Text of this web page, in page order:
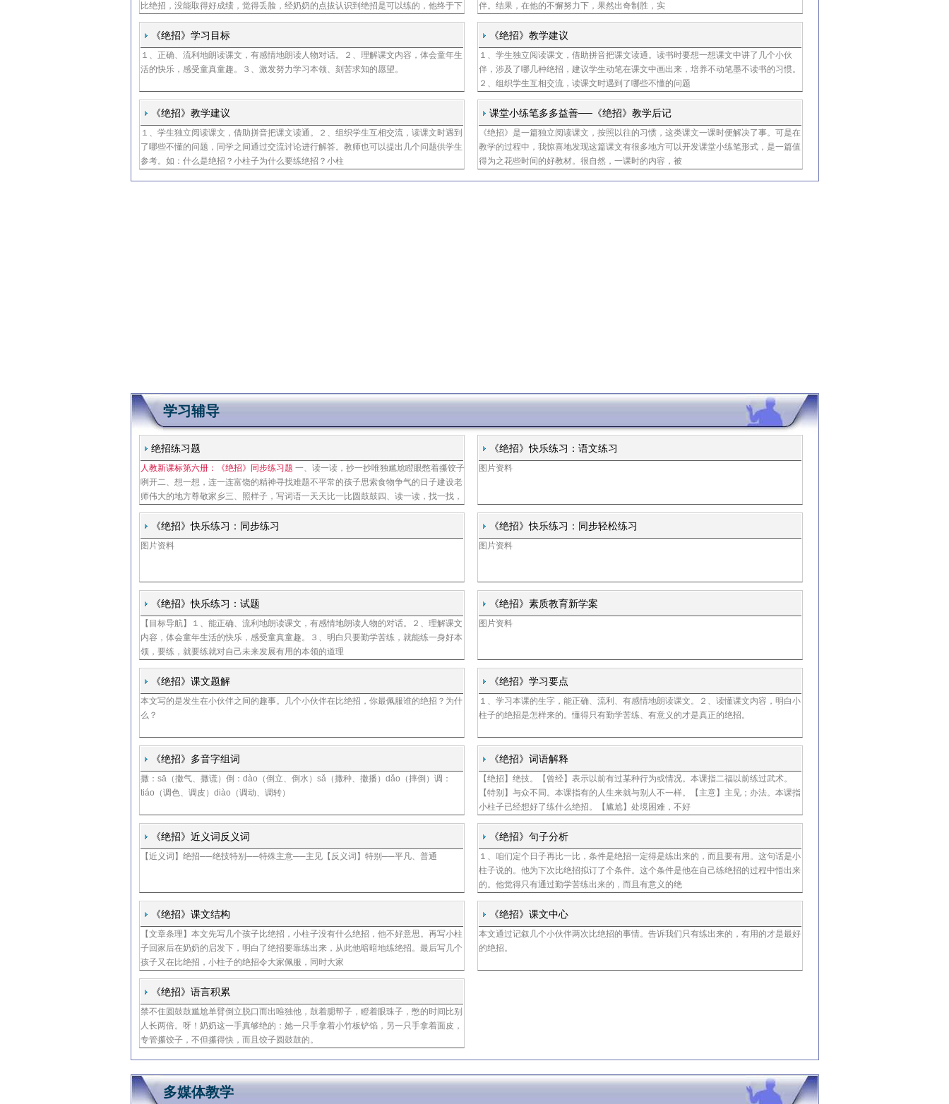
比绝招，没能取得好成绩，觉得丢脸，经奶奶的点拔认识到绝招是可以练的，他终于下
苦功夫练出了一手绝招口算乘数小伙伴对小柱子十分佩服，约定暑假再比绝招这篇课文
富有童心童趣，小柱子的形象是这个年龄段孩子
伴。结果，在他的不懈努力下，果然出奇制胜，实
《绝招》学习目标
人民教育出版社课程
１、正确、流利地朗读课文，有感情地朗读人物对话。２、理解课文内容，体会童年生
活的快乐，感受童真童趣。３、激发努力学习本领、刻苦求知的愿望。
《绝招》教学建议
人民教育出版社课程
１、学生独立阅读课文，借助拼音把课文读通。读书时要想一想课文中讲了几个小伙
伴，涉及了哪几种绝招，建议学生动笔在课文中画出来，培养不动笔墨不读书的习惯。
２、组织学生互相交流，读课文时遇到了哪些不懂的问题
《绝招》教学建议
１、学生独立阅读课文，借助拼音把课文读通。２、组织学生互相交流，读课文时遇到
了哪些不懂的问题，同学之间通过交流讨论进行解答。教师也可以提出几个问题供学生
参考。如：什么是绝招？小柱子为什么要练绝招？小柱
课堂小练笔多多益善──《绝招》教学后记
王菊芳
《绝招》是一篇独立阅读课文，按照以往的习惯，这类课文一课时便解决了事。可是在
教学的过程中，我惊喜地发现这篇课文有很多地方可以开发课堂小练笔形式，是一篇值
得为之花些时间的好教材。很自然，一课时的内容，被
学习辅导
绝招练习题
人教新课标第六册：《绝招》同步练习题 一、读一读，抄一抄唯独尴尬瞪眼憋着攥饺子
咧开二、想一想，连一连富饶的精神寻找难题不平常的孩子思索食物争气的日子建设老
师伟大的地方尊敬家乡三、照样子，写词语一天天比一比圆鼓鼓四、读一读，找一找，
将句子中写人物动作的词写出来他鼓着腮帮子，瞪着眼珠子，憋的时间比别人长两倍她
一只手拿着小竹板铲锅，另一只手拿着面皮五、快
《绝招》快乐练习：语文练习
图片资料
《绝招》快乐练习：同步练习
图片资料
《绝招》快乐练习：同步轻松练习
图片资料
《绝招》快乐练习：试题
北京大学附属小学
【目标导航】１、能正确、流利地朗读课文，有感情地朗读人物的对话。２、理解课文
内容，体会童年生活的快乐，感受童真童趣。３、明白只要勤学苦练，就能练一身好本
领，要练，就要练就对自己未来发展有用的本领的道理
《绝招》素质教育新学案
图片资料
《绝招》课文题解
本文写的是发生在小伙伴之间的趣事。几个小伙伴在比绝招，你最佩服谁的绝招？为什
么？
《绝招》学习要点
１、学习本课的生字，能正确、流利、有感情地朗读课文。２、读懂课文内容，明白小
柱子的绝招是怎样来的。懂得只有勤学苦练、有意义的才是真正的绝招。
《绝招》多音字组词
撒：sā（撒气、撒谎）倒：dào（倒立、倒水）sǎ（撒种、撒播）dǎo（摔倒）调：
tiáo（调色、调皮）diào（调动、调转）
《绝招》词语解释
【绝招】绝技。【曾经】表示以前有过某种行为或情况。本课指二福以前练过武术。
【特别】与众不同。本课指有的人生来就与别人不一样。【主意】主见；办法。本课指
小柱子已经想好了练什么绝招。【尴尬】处境困难，不好
《绝招》近义词反义词
【近义词】绝招──绝技特别──特殊主意──主见【反义词】特别──平凡、普通
《绝招》句子分析
１、咱们定个日子再比一比，条件是绝招一定得是练出来的，而且要有用。这句话是小
柱子说的。他为下次比绝招拟订了个条件。这个条件是他在自己练绝招的过程中悟出来
的。他觉得只有通过勤学苦练出来的，而且有意义的绝
《绝招》课文结构
【文章条理】本文先写几个孩子比绝招，小柱子没有什么绝招，他不好意思。再写小柱
子回家后在奶奶的启发下，明白了绝招要靠练出来，从此他暗暗地练绝招。最后写几个
孩子又在比绝招，小柱子的绝招令大家佩服，同时大家
《绝招》课文中心
本文通过记叙几个小伙伴两次比绝招的事情。告诉我们只有练出来的，有用的才是最好
的绝招。
《绝招》语言积累
禁不住圆鼓鼓尴尬单臂倒立脱口而出唯独他，鼓着腮帮子，瞪着眼珠子，憋的时间比别
人长两倍。呀！奶奶这一手真够绝的：她一只手拿着小竹板铲馅，另一只手拿着面皮，
专管攥饺子，不但攥得快，而且饺子圆鼓鼓的。
多媒体教学